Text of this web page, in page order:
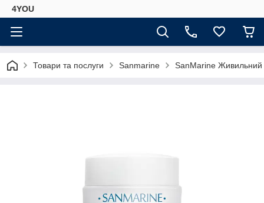
4YOU
Товари та послуги Sanmarine SanMarine